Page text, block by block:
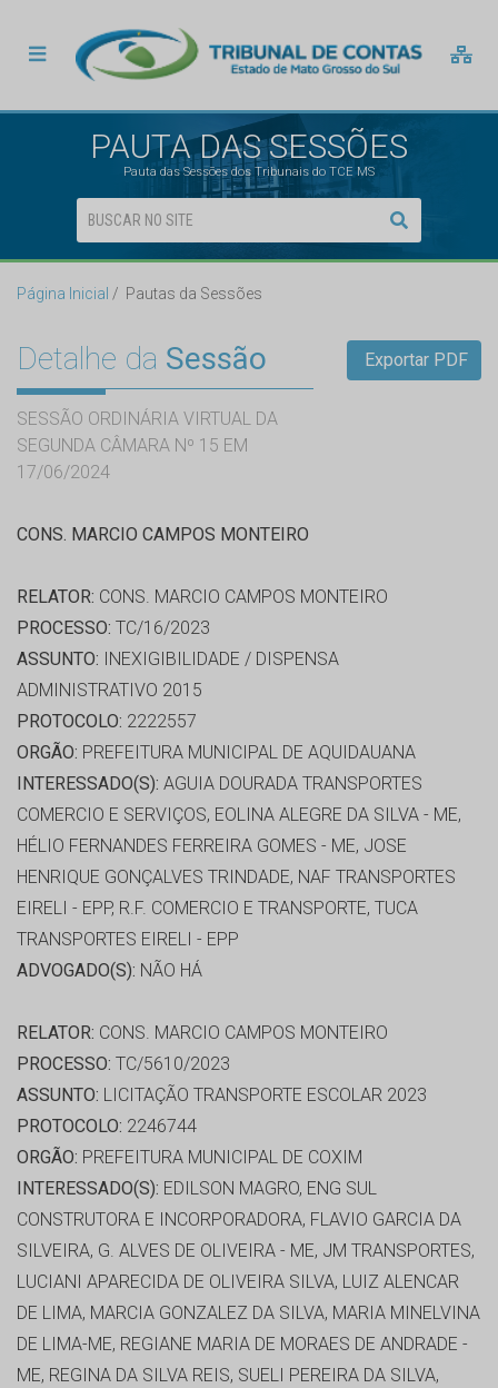
PAUTA DAS SESSÕES
Pauta das Sessões dos Tribunais do TCE MS
Página Inicial Pautas da Sessões
Detalhe da Sessão
SESSÃO ORDINÁRIA VIRTUAL DA
SEGUNDA CÂMARA Nº 15 EM
17/06/2024
Exportar PDF
CONS. MARCIO CAMPOS MONTEIRO
RELATOR: CONS. MARCIO CAMPOS MONTEIRO
PROCESSO: TC/16/2023
ASSUNTO: INEXIGIBILIDADE / DISPENSA
ADMINISTRATIVO 2015
PROTOCOLO: 2222557
ORGÃO: PREFEITURA MUNICIPAL DE AQUIDAUANA
INTERESSADO(S): AGUIA DOURADA TRANSPORTES
COMERCIO E SERVIÇOS, EOLINA ALEGRE DA SILVA - ME,
HÉLIO FERNANDES FERREIRA GOMES - ME, JOSE
HENRIQUE GONÇALVES TRINDADE, NAF TRANSPORTES
EIRELI - EPP, R.F. COMERCIO E TRANSPORTE, TUCA
TRANSPORTES EIRELI - EPP
ADVOGADO(S): NÃO HÁ
RELATOR: CONS. MARCIO CAMPOS MONTEIRO
PROCESSO: TC/5610/2023
ASSUNTO: LICITAÇÃO TRANSPORTE ESCOLAR 2023
PROTOCOLO: 2246744
ORGÃO: PREFEITURA MUNICIPAL DE COXIM
INTERESSADO(S): EDILSON MAGRO, ENG SUL
CONSTRUTORA E INCORPORADORA, FLAVIO GARCIA DA
SILVEIRA, G. ALVES DE OLIVEIRA - ME, JM TRANSPORTES,
LUCIANI APARECIDA DE OLIVEIRA SILVA, LUIZ ALENCAR
DE LIMA, MARCIA GONZALEZ DA SILVA, MARIA MINELVINA
DE LIMA-ME, REGIANE MARIA DE MORAES DE ANDRADE -
ME, REGINA DA SILVA REIS, SUELI PEREIRA DA SILVA,